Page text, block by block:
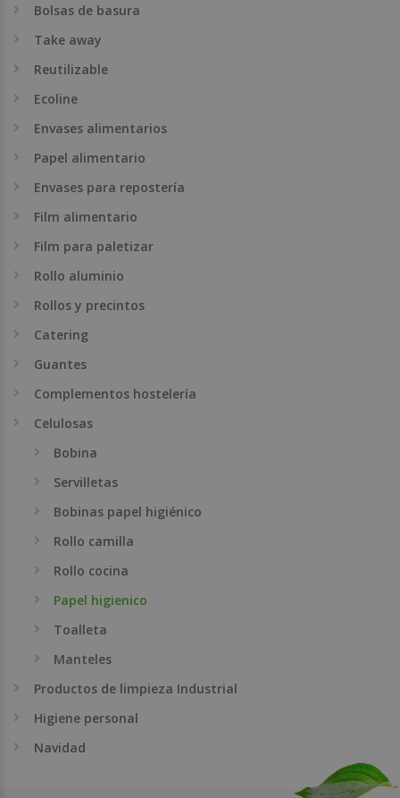
Bolsas de basura
Take away
Reutilizable
Ecoline
Envases alimentarios
Papel alimentario
Envases para repostería
Film alimentario
Film para paletizar
Rollo aluminio
Rollos y precintos
Catering
Guantes
Complementos hostelería
Celulosas
Bobina
Servilletas
Bobinas papel higiénico
Rollo camilla
Rollo cocina
Papel higienico
Toalleta
Manteles
Productos de limpieza Industrial
Higiene personal
Navidad